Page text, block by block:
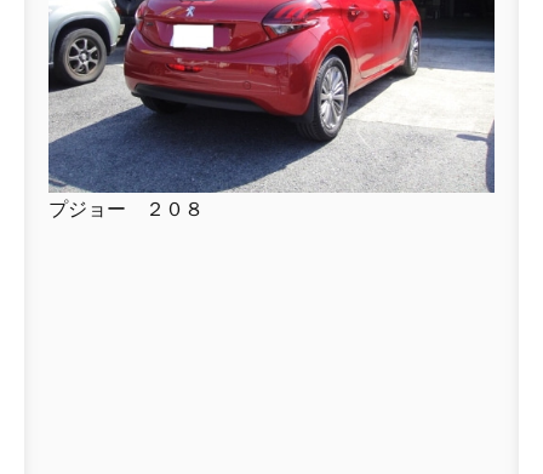
プジョー ２０８